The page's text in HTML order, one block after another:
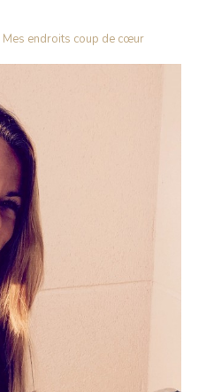
Mes endroits coup de cœur